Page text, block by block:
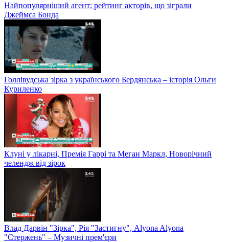
Найпопулярніший агент: рейтинг акторів, що зіграли
Джеймса Бонда
Голлівудська зірка з українського Бердянська – історія Ольги
Куриленко
Клуні у лікарні, Премія Гаррі та Меган Маркл, Новорічний
челендж від зірок
Влад Дарвін "Зірка", Рія "Застигну", Alyona Alyona
"Стержень" – Музичні прем'єри